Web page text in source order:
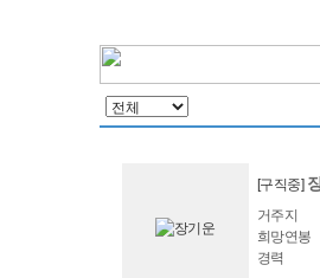
[구직중]
거주지
희망연봉
경력